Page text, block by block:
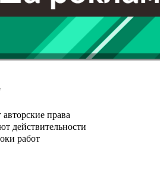
права
действительности
работ